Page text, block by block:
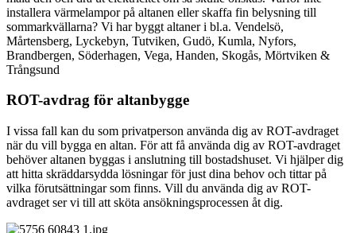
installera värmelampor på altanen eller skaffa fin belysning till
sommarkvällarna? Vi har byggt altaner i bl.a. Vendelsö,
Mårtensberg, Lyckebyn, Tutviken, Gudö, Kumla, Nyfors,
Brandbergen, Söderhagen, Vega, Handen, Skogås, Mörtviken &
Trångsund
ROT-avdrag för altanbygge
I vissa fall kan du som privatperson använda dig av ROT-avdraget
när du vill bygga en altan. För att få använda dig av ROT-avdraget
behöver altanen byggas i anslutning till bostadshuset. Vi hjälper dig
att hitta skräddarsydda lösningar för just dina behov och tittar på
vilka förutsättningar som finns. Vill du använda dig av ROT-
avdraget ser vi till att sköta ansökningsprocessen åt dig.